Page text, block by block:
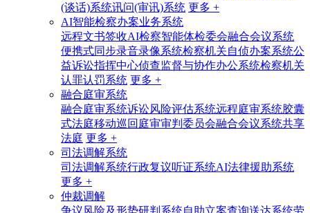
(谈话)系统讯问(审讯)系统 更多 +
AI智能检察办案业务系统
远程文书签收AI检察智能体检委会融合会议系统
便携式同步录音录像系统检察机关自侦办案系统公
益诉讼指挥中心侦查监督与协作办公系统检察机关
认罪认罚系统 更多 +
融合庭审系统
融合庭审系统诉讼风险评估系统远程庭审系统胶囊
式法庭移动巡回庭审审判委员会融合会议系统共享
法庭 更多 +
司法调解系统
司法调解系统行政复议听证系统AI法律援助系统
更多 +
仲裁调解
争议风险及形势研判系统自助立案查询送达系统劳